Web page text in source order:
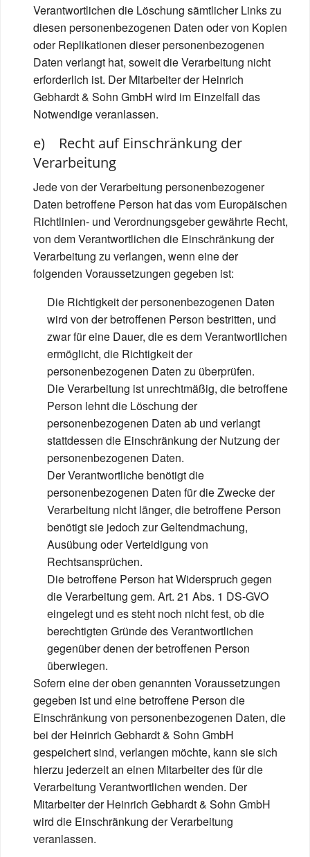
Verantwortlichen die Löschung sämtlicher Links zu
diesen personenbezogenen Daten oder von Kopien
oder Replikationen dieser personenbezogenen
Daten verlangt hat, soweit die Verarbeitung nicht
erforderlich ist. Der Mitarbeiter der Heinrich
Gebhardt & Sohn GmbH wird im Einzelfall das
Notwendige veranlassen.
e) Recht auf Einschränkung der
Verarbeitung
Jede von der Verarbeitung personenbezogener
Daten betroffene Person hat das vom Europäischen
Richtlinien- und Verordnungsgeber gewährte Recht,
von dem Verantwortlichen die Einschränkung der
Verarbeitung zu verlangen, wenn eine der
folgenden Voraussetzungen gegeben ist:
Die Richtigkeit der personenbezogenen Daten
wird von der betroffenen Person bestritten, und
zwar für eine Dauer, die es dem Verantwortlichen
ermöglicht, die Richtigkeit der
personenbezogenen Daten zu überprüfen.
Die Verarbeitung ist unrechtmäßig, die betroffene
Person lehnt die Löschung der
personenbezogenen Daten ab und verlangt
stattdessen die Einschränkung der Nutzung der
personenbezogenen Daten.
Der Verantwortliche benötigt die
personenbezogenen Daten für die Zwecke der
Verarbeitung nicht länger, die betroffene Person
benötigt sie jedoch zur Geltendmachung,
Ausübung oder Verteidigung von
Rechtsansprüchen.
Die betroffene Person hat Widerspruch gegen
die Verarbeitung gem. Art. 21 Abs. 1 DS-GVO
eingelegt und es steht noch nicht fest, ob die
berechtigten Gründe des Verantwortlichen
gegenüber denen der betroffenen Person
überwiegen.
Sofern eine der oben genannten Voraussetzungen
gegeben ist und eine betroffene Person die
Einschränkung von personenbezogenen Daten, die
bei der Heinrich Gebhardt & Sohn GmbH
gespeichert sind, verlangen möchte, kann sie sich
hierzu jederzeit an einen Mitarbeiter des für die
Verarbeitung Verantwortlichen wenden. Der
Mitarbeiter der Heinrich Gebhardt & Sohn GmbH
wird die Einschränkung der Verarbeitung
veranlassen.